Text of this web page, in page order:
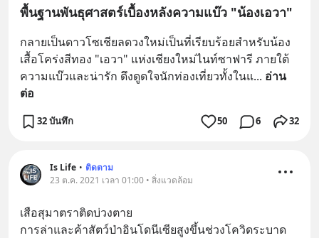
พื้นฐานพันธุศาสตร์เบื้องหลังความแบ๊ว "น้องเอวา"
กลายเป็นดาวโซเชียลดวงใหม่เป็นที่เรียบร้อยสำหรับน้อง
เสื้อโคร่งสีทอง "เอวา" แห่งเชียงใหม่ไนท์ซาฟารี ภายใต้
ความแบ๊วและน่ารัก ดึงดูดใจนักท่องเที่ยวทั้งในแ... อ่าน
ต่อ
32 บันทึก 50 6 32
Is Life • ติดตาม
23 ต.ค. 2021 เวลา 01:00 • สิ่งแวดล้อม
เสือสุมาตราติดบ่วงตาย
การล่าและค้าสัตว์ป่าอินโดนีเซียสูงขึ้นช่วงโควิดระบาด